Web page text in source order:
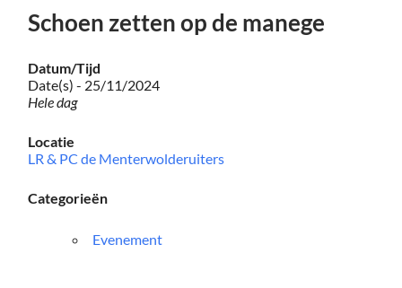
Schoen zetten op de manege
Datum/Tijd
Date(s) - 25/11/2024
Hele dag
Locatie
LR & PC de Menterwolderuiters
Categorieën
Evenement